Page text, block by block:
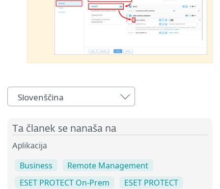
Slovenščina
Ta članek se nanaša na
Aplikacija
Business
Remote Management
ESET PROTECT On-Prem
ESET PROTECT